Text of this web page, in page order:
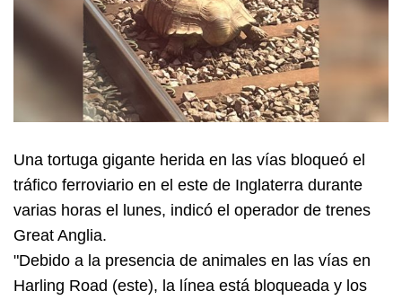
Una tortuga gigante herida en las vías bloqueó el
tráfico ferroviario en el este de Inglaterra durante
varias horas el lunes, indicó el operador de trenes
Great Anglia.
"Debido a la presencia de animales en las vías en
Harling Road (este), la línea está bloqueada y los